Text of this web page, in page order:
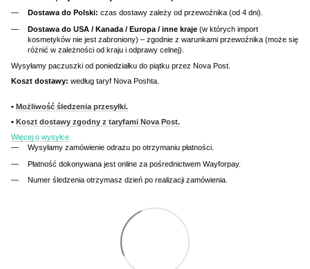
Dostawa do Polski: czas dostawy zależy od przewoźnika (od 4 dni).
Dostawa do USA / Kanada / Europa / inne kraje (w których import
kosmetyków nie jest zabroniony) – zgodnie z warunkami przewoźnika (może się
różnić w zależności od kraju i odprawy celnej).
Wysyłamy paczuszki od poniedziałku do piątku przez Nova Post.
Koszt dostawy: według taryf Nova Poshta.
• Możliwość śledzenia przesyłki.
• Koszt dostawy zgodny z taryfami Nova Post.
Więcej o wysyłce
Wysyłamy zamówienie odrazu po otrzymaniu płatności.
Płatność dokonywana jest online za pośrednictwem Wayforpay.
Numer śledzenia otrzymasz dzień po realizacji zamówienia.